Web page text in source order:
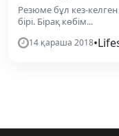
Резюме бұл кез-
бірі. Бірақ көбім...
14 қараша 2018•